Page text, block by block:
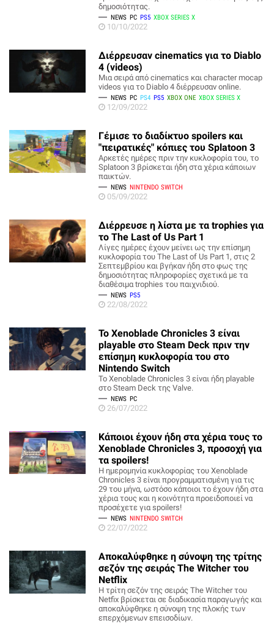
δημοσιότητας.
NEWS PC PS5 XBOX SERIES X
10/10/2022
Διέρρευσαν cinematics για το Diablo
4 (videos)
Μια σειρά από cinematics και character mocap
videos για το Diablo 4 διέρρευσαν online.
NEWS PC PS4 PS5 XBOX ONE XBOX SERIES X
12/09/2022
Γέμισε το διαδίκτυο spoilers και
"πειρατικές" κόπιες του Splatoon 3
Αρκετές ημέρες πριν την κυκλοφορία του, το
Splatoon 3 βρίσκεται ήδη στα χέρια κάποιων
παικτών.
NEWS NINTENDO SWITCH
05/09/2022
Διέρρευσε η λίστα με τα trophies για
το The Last of Us Part 1
Λίγες ημέρες έχουν μείνει ως την επίσημη
κυκλοφορία του The Last of Us Part 1, στις 2
Σεπτεμβρίου και βγήκαν ήδη στο φως της
δημοσιότητας πληροφορίες σχετικά με τα
διαθέσιμα trophies του παιχνιδιού.
NEWS PS5
22/08/2022
Το Xenoblade Chronicles 3 είναι
playable στο Steam Deck πριν την
επίσημη κυκλοφορία του στο
Nintendo Switch
Το Xenoblade Chronicles 3 είναι ήδη playable
στο Steam Deck της Valve.
NEWS PC
26/07/2022
Κάποιοι έχουν ήδη στα χέρια τους το
Xenoblade Chronicles 3, προσοχή για
τα spoilers!
Η ημερομηνία κυκλοφορίας του Xenoblade
Chronicles 3 είναι προγραμματισμένη για τις
29 του μήνα, ωστόσο κάποιοι το έχουν ήδη στα
χέρια τους και η κοινότητα προειδοποιεί να
προσέχετε για spoilers!
NEWS NINTENDO SWITCH
22/07/2022
Αποκαλύφθηκε η σύνοψη της τρίτης
σεζόν της σειράς The Witcher του
Netflix
Η τρίτη σεζόν της σειράς The Witcher του
Netfix βρίσκεται σε διαδικασία παραγωγής και
αποκαλύφθηκε η σύνοψη της πλοκής των
επερχόμενων επεισοδίων.